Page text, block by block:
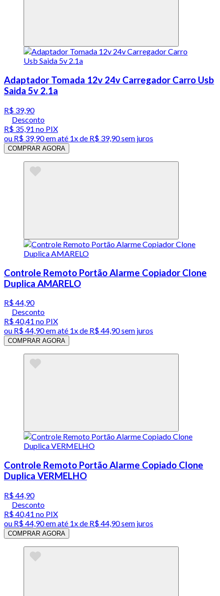
Adaptador Tomada 12v 24v Carregador Carro Usb
Saida 5v 2.1a
R$ 39,90
Desconto
R$ 35,91 no PIX
ou R$ 39,90em até 1x de R$ 39,90sem juros
COMPRAR AGORA
Controle Remoto Portão Alarme Copiador Clone
Duplica AMARELO
R$ 44,90
Desconto
R$ 40,41 no PIX
ou R$ 44,90em até 1x de R$ 44,90sem juros
COMPRAR AGORA
Controle Remoto Portão Alarme Copiado Clone
Duplica VERMELHO
R$ 44,90
Desconto
R$ 40,41 no PIX
ou R$ 44,90em até 1x de R$ 44,90sem juros
COMPRAR AGORA